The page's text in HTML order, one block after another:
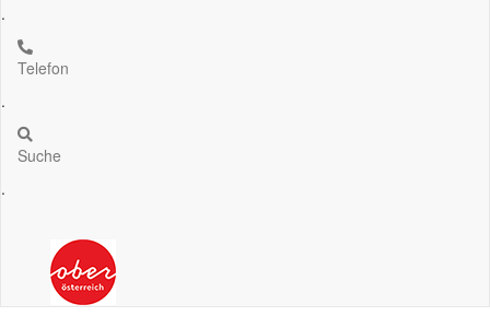
.
Telefon
.
Suche
.